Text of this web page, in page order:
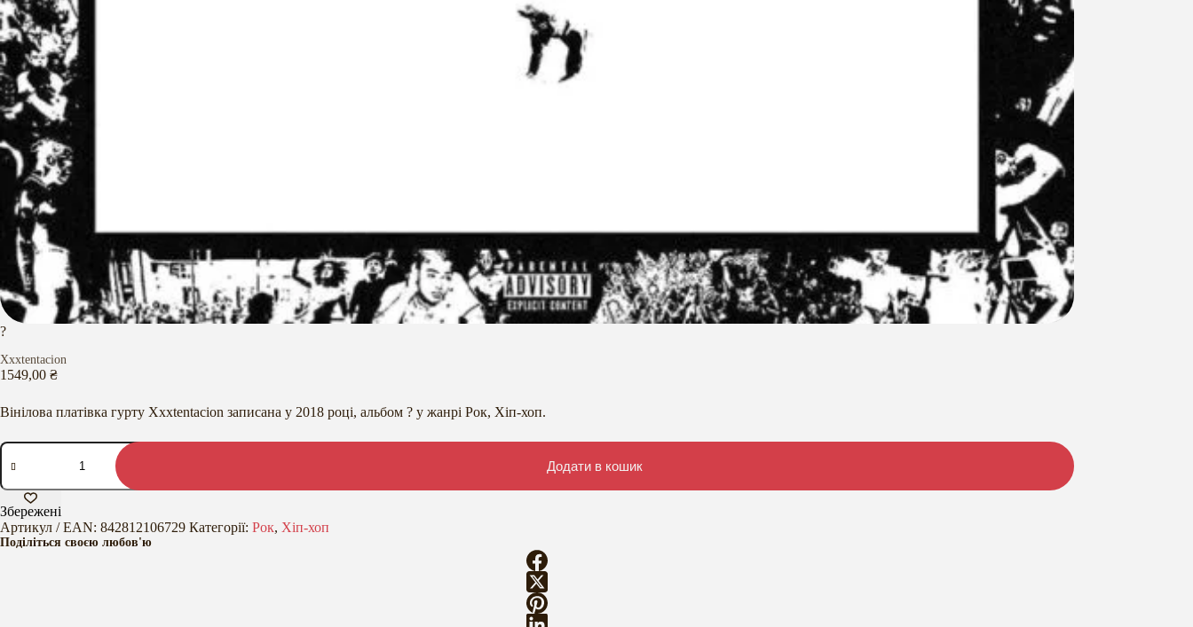
?
Xxxtentacion
1549,00 ₴
Вінілова платівка гурту Xxxtentacion записана у 2018 році, альбом ? у жанрі Рок, Хіп-хоп.
?
кількість
Додати в кошик
Збережені
Артикул / EAN: 842812106729 Категорії: Рок, Хіп-хоп
Поділіться своєю любов'ю